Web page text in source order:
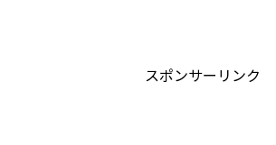
スポンサーリンク